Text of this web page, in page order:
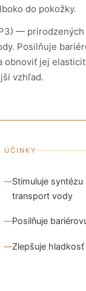
do pokožky.
— prirodzených
Posilňuje
obnoviť jej
vzhľad.
ÚČINKY
Stimuluje
transport vody
Posilňuje
Zlepšuje